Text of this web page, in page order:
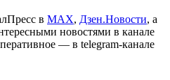
в МАХ, Дзен.Новости, а
новостями в канале
— в telegram-канале